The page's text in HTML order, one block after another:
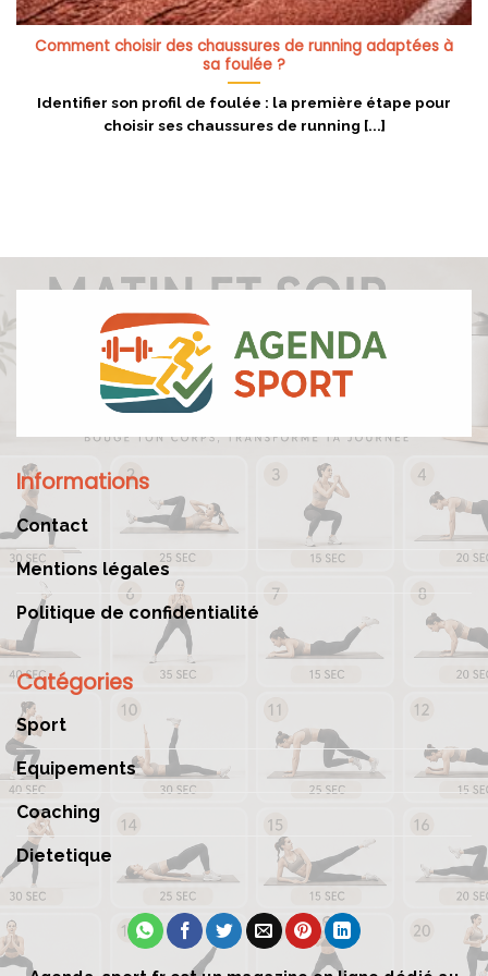
Comment choisir des chaussures de running adaptées à
sa foulée ?
Identifier son profil de foulée : la première étape pour
choisir ses chaussures de running [...]
Informations
Contact
Mentions légales
Politique de confidentialité
Catégories
Sport
Equipements
Coaching
Dietetique